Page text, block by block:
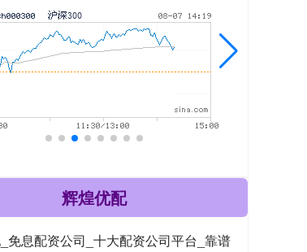
辉煌优配
免息配资公司_十大配资公司平台_靠谱